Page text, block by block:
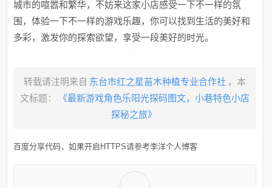
城市的喧嚣和繁华，不妨来这家小店感受一下不一样的氛
围，体验一下不一样的游戏乐趣，你可以找到生活的美好和
多彩，激发你的探索欲望，享受一段美好的时光。
转载请注明来自 东台市红之星苗木种植专业合作社 ，本
文标题：
《最新游戏角色乐阳光探码图文，小巷特色小店
探秘之旅》
百度分享代码，如果开启HTTPS请参考李洋个人博客